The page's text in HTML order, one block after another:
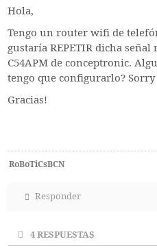
Hola,
Tengo un router wifi de
gustaría REPETIR dicha
C54APM de conceptronic.
tengo que configurarlo?
Gracias!
RoBoTiCsBCN
Responder
4RESPUESTAS